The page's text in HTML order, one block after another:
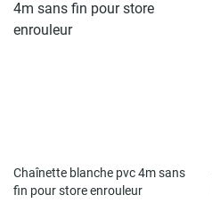
Chaînette blanche pvc 4m sans
fin pour store enrouleur